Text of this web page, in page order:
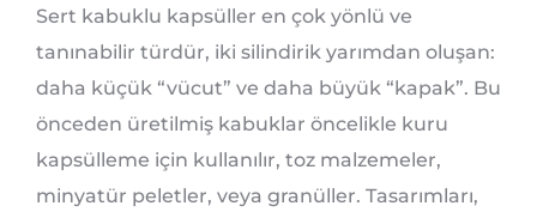
Sert kabuklu kapsüller en çok yönlü ve
tanınabilir türdür, iki silindirik yarımdan oluşan:
daha küçük “vücut” ve daha büyük “kapak”. Bu
önceden üretilmiş kabuklar öncelikle kuru
kapsülleme için kullanılır, toz malzemeler,
minyatür peletler, veya granüller. Tasarımları,